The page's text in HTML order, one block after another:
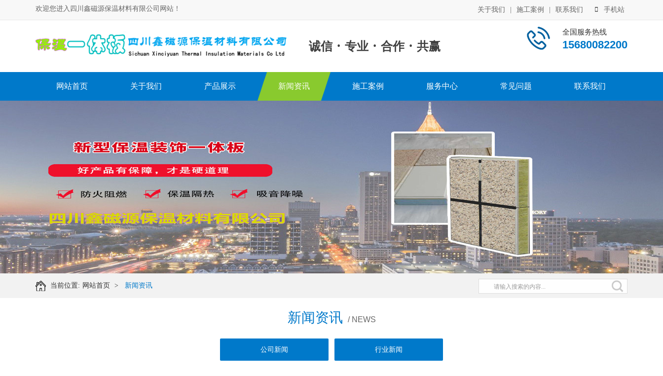
欢迎您进入四川鑫磁源保温材料有限公司网站！ 关于我们 施工案例 联系我们 手机站
诚信 · 专业 · 合作 · 共赢
全国服务热线
15680082200
网站首页 关于我们 产品展示 新闻资讯 施工案例 服务中心 常见问题 联系我们
当前位置: 网站首页 > 新闻资讯
新闻资讯 / NEWS
公司新闻 行业新闻